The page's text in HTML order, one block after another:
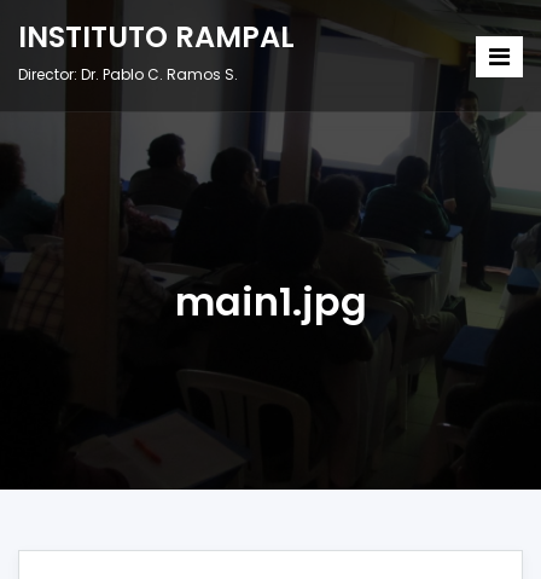
INSTITUTO RAMPAL
Director: Dr. Pablo C. Ramos S.
main1.jpg